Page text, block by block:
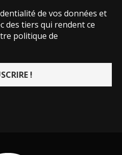
de vos données et
des tiers qui rendent ce
politique de